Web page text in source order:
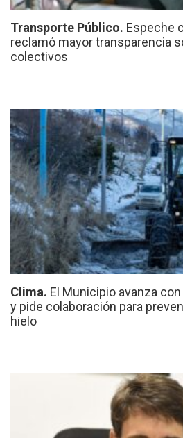
Transporte Público. Espeche
reclamó mayor transparencia
colectivos
Clima. El Municipio avanza
y pide colaboración para
hielo